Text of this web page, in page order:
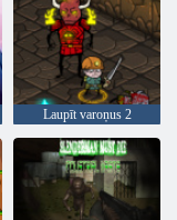
Laupīt varoņus 2